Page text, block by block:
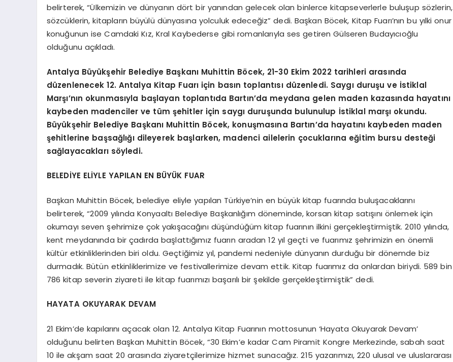
belirterek, “Ülkemizin ve dünyanın dört bir yanından gelecek olan binlerce kitapseverlerle buluşup sözlerin,
sözcüklerin, kitapların büyülü dünyasına yolculuk edeceğiz” dedi. Başkan Böcek, Kitap Fuarı’nın bu yılki onur
konuğunun ise Camdaki Kız, Kral Kaybederse gibi romanlarıyla ses getirenGülseren Budayıcıoğlu
olduğunu açıkladı.
Antalya Büyükşehir Belediye Başkanı Muhittin Böcek, 21-30 Ekim 2022 tarihleri arasında
düzenlenecek 12. Antalya Kitap Fuarı için basın toplantısı düzenledi. Saygı duruşu ve İstiklal
Marşı’nın okunmasıyla başlayan toplantıda Bartın’da meydana gelen maden kazasında hayatını
kaybeden madenciler ve tüm şehitler için saygı duruşunda bulunulup İstiklal marşı okundu.
Büyükşehir Belediye Başkanı Muhittin Böcek, konuşmasına Bartın’da hayatını kaybeden maden
şehitlerine başsağlığı dileyerek başlarken, madenci ailelerin çocuklarına eğitim bursu desteği
sağlayacakları söyledi.
BELEDİYE ELİYLE YAPILAN EN BÜYÜK FUAR
Başkan Muhittin Böcek, belediye eliyle yapılan Türkiye’nin en büyük kitap fuarında buluşacaklarını
belirterek, “2009 yılında Konyaaltı Belediye Başkanlığım döneminde, korsan kitap satışını önlemek için
okumayı seven şehrimize çok yakışacağını düşündüğüm kitap fuarının ilkini gerçekleştirmiştik. 2010 yılında,
kent meydanında bir çadırda başlattığımız fuarın aradan 12 yıl geçti ve fuarımız şehrimizin en önemli
kültür etkinliklerinden biri oldu. Geçtiğimiz yıl, pandemi nedeniyle dünyanın durduğu bir dönemde biz
durmadık. Bütün etkinliklerimize ve festivallerimize devam ettik. Kitap fuarımız da onlardan biriydi. 589 bin
786 kitap severin ziyareti ile kitap fuarımızı başarılı bir şekilde gerçekleştirmiştik” dedi.
HAYATA OKUYARAK DEVAM
21 Ekim’de kapılarını açacak olan 12. Antalya Kitap Fuarının mottosunun ‘Hayata Okuyarak Devam’
olduğunu belirten Başkan Muhittin Böcek, “30 Ekim’e kadar Cam Piramit Kongre Merkezinde, sabah saat
10 ile akşam saat 20 arasında ziyaretçilerimize hizmet sunacağız. 215 yazarımızı, 220 ulusal ve uluslararası